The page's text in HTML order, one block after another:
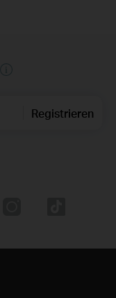
Registrieren